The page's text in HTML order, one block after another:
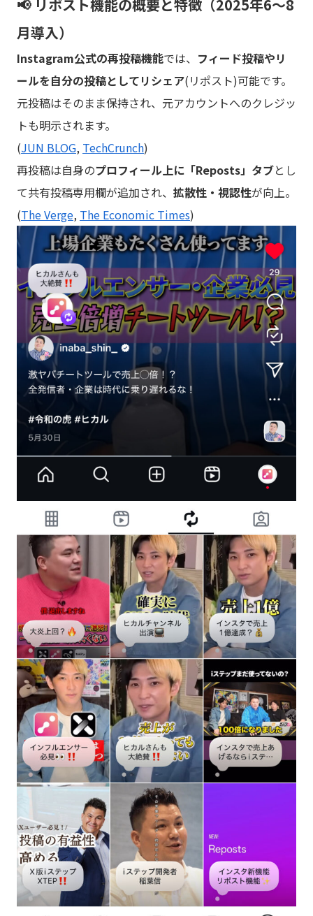
📢 リポスト機能の概要と特徴（2025年6〜8
月導入）
Instagram公式の再投稿機能では、 フィード投稿やリ
ールを自分の投稿としてリシェア(リポスト)可能です。
元投稿はそのまま保持され、元アカウントへのクレジッ
トも明示されます。
(JUN BLOG, TechCrunch)
再投稿は自身のプロフィール上に「Reposts」タブとし
て共有投稿専用欄が追加され、 拡散性・視認性が向上。
(The Verge, The Economic Times)